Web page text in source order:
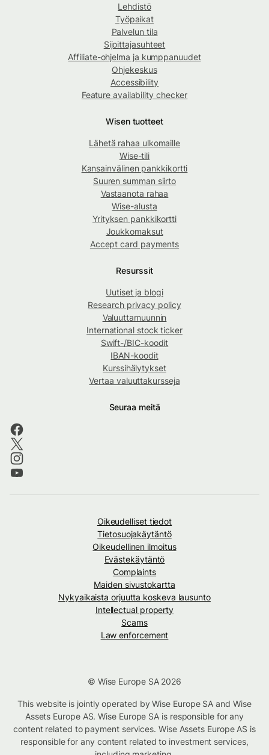
Lehdistö
Työpaikat
Palvelun tila
Sijoittajasuhteet
Affiliate-ohjelma ja kumppanuudet
Ohjekeskus
Accessibility
Feature availability checker
Wisen tuotteet
Lähetä rahaa ulkomaille
Wise-tili
Kansainvälinen pankkikortti
Suuren summan siirto
Vastaanota rahaa
Wise-alusta
Yrityksen pankkikortti
Joukkomaksut
Accept card payments
Resurssit
Uutiset ja blogi
Research privacy policy
Valuuttamuunnin
International stock ticker
Swift-/BIC-koodit
IBAN-koodit
Kurssihälytykset
Vertaa valuuttakursseja
Seuraa meitä
Oikeudelliset tiedot
Tietosuojakäytäntö
Oikeudellinen ilmoitus
Evästekäytäntö
Complaints
Maiden sivustokartta
Nykyaikaista orjuutta koskeva lausunto
Intellectual property
Scams
Law enforcement
© Wise Europe SA 2026
This website is jointly operated by Wise Europe SA and Wise
Assets Europe AS. Wise Europe SA is responsible for any
content related to payment services. Wise Assets Europe AS is
responsible for any content related to investment services,